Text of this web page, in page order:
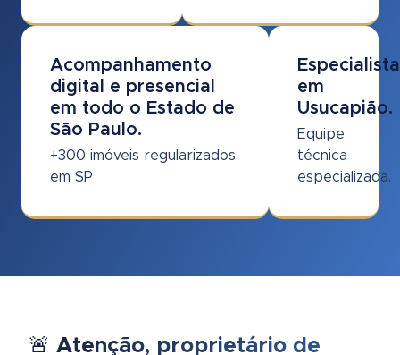
Acompanhamento
digital e presencial
em todo o Estado de
São Paulo.
+300 imóveis regularizados
em SP
em
Usucapião.
Equipe
técnica
especializada.
🚨 Atenção, proprietário de